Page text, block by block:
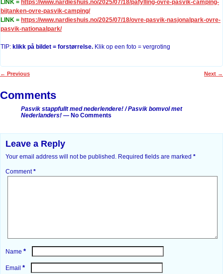
LINK = https://www.nardieshuis.no/2025/07/18/pafylling-ovre-pasvik-camping-
bijtanken-ovre-pasvik-camping/
LINK = https://www.nardieshuis.no/2025/07/18/ovre-pasvik-nasjonalpark-ovre-
pasvik-nationaalpark/
TIP: klikk på bildet = forstørrelse. Klik op een foto = vergroting
← Previous Next →
Comments
Pasvik stappfullt med nederlendere! / Pasvik bomvol met
Nederlanders! — No Comments
Leave a Reply
Your email address will not be published. Required fields are marked *
Comment*
Name *
Email *